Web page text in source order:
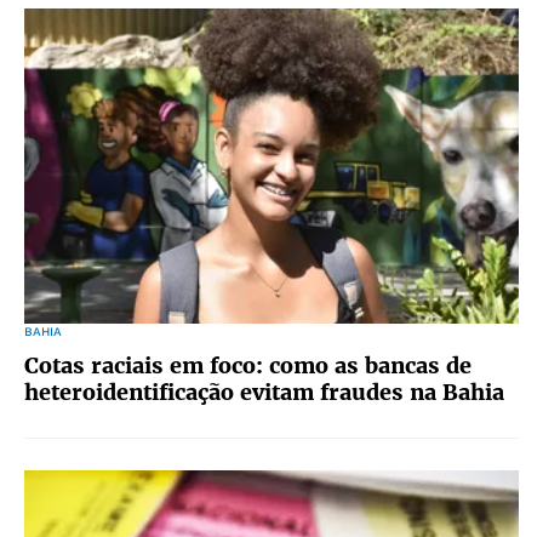
BAHIA
Cotas raciais em foco: como as bancas de
heteroidentificação evitam fraudes na Bahia